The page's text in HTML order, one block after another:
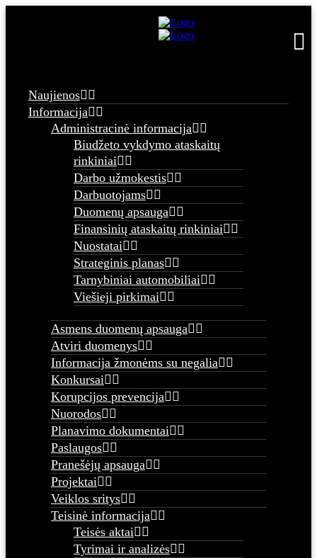
Naujienos
Informacija
Administracinė informacija
Biudžeto vykdymo ataskaitų
rinkiniai
Darbo užmokestis
Darbuotojams
Duomenų apsauga
Finansinių ataskaitų rinkiniai
Nuostatai
Strateginis planas
Tarnybiniai automobiliai
Viešieji pirkimai
Asmens duomenų apsauga
Atviri duomenys
Informacija žmonėms su negalia
Konkursai
Korupcijos prevencija
Nuorodos
Planavimo dokumentai
Paslaugos
Pranešėjų apsauga
Projektai
Veiklos sritys
Teisinė informacija
Teisės aktai
Tyrimai ir analizės